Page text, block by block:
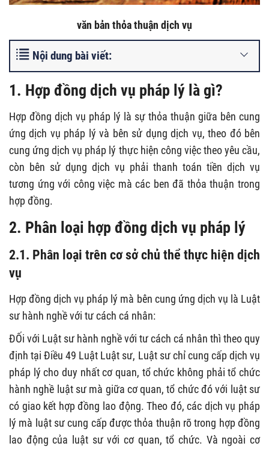
văn bản thỏa thuận dịch vụ
Nội dung bài viết:
1. Hợp đồng dịch vụ pháp lý là gì?
Hợp đồng dịch vụ pháp lý là sự thỏa thuận giữa bên cung
ứng dịch vụ pháp lý và bên sử dụng dịch vụ, theo đó bên
cung ứng dịch vụ pháp lý thực hiện công việc theo yêu cầu,
còn bên sử dụng dịch vụ phải thanh toán tiền dịch vụ
tương ứng với công việc mà các ben đã thỏa thuận trong
hợp đồng.
2. Phân loại hợp đồng dịch vụ pháp lý
2.1. Phân loại trên cơ sở chủ thể thực hiện dịch
vụ
Hợp đồng dịch vụ pháp lý mà bên cung ứng dịch vụ là Luật
sư hành nghề với tư cách cá nhân:
ĐỐi với Luật sư hành nghề với tư cách cá nhân thì theo quy
định tại Điều 49 Luật Luật sư, Luật sư chỉ cung cấp dịch vụ
pháp lý cho duy nhất cơ quan, tổ chức không phải tổ chức
hành nghề luật sư mà giữa cơ quan, tổ chức đó với luật sư
có giao kết hợp đồng lao động. Theo đó, các dịch vụ pháp
lý mà luật sư cung cấp được thỏa thuận rõ trong hợp đồng
lao động của luật sư với cơ quan, tổ chức. Và ngoài cơ